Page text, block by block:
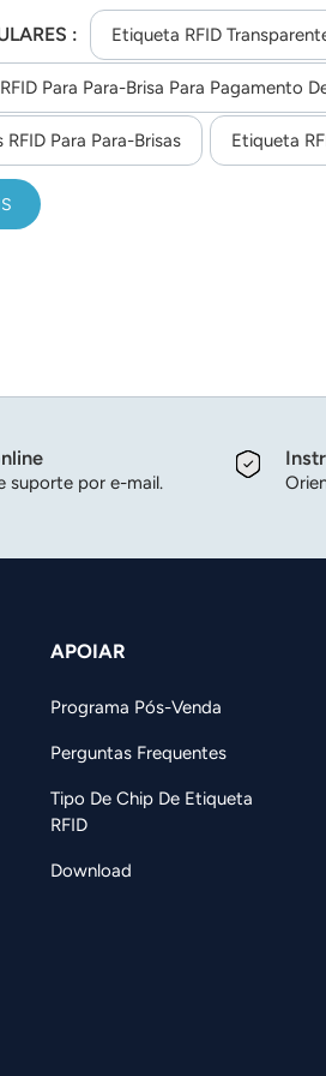
:
Etiqueta RFID
Para Para-Brisa Para Pagamento
Para Para-Brisas Etiqueta
suporte por e-mail.
APOIAR
Programa Pós-Venda
Perguntas Frequentes
Tipo De Chip De Etiqueta
RFID
Download